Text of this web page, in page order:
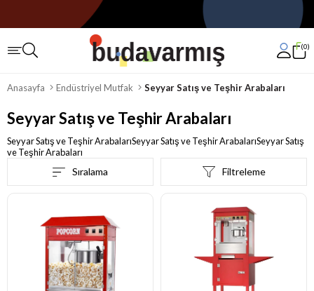
0
Anasayfa Endüstriyel Mutfak Seyyar Satış ve Teşhir Arabaları
Seyyar Satış ve Teşhir Arabaları
Seyyar Satış ve Teşhir ArabalarıSeyyar Satış ve Teşhir ArabalarıSeyyar Satış
ve Teşhir Arabaları
Filtreleme
Sıralama